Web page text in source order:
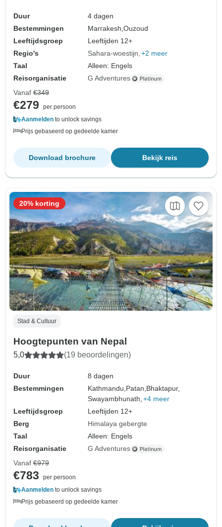
Duur
4 dagen
Bestemmingen
Marrakesh,Ouzoud
Leeftijdsgroep
Leeftijden 12+
Regio's
Sahara-woestijn +2 meer
Taal
Alleen: Engels
Reisorganisatie
G Adventures
Vanaf €349
€279
per persoon
Aanmelden to unlock savings
Prijs gebaseerd op gedeelde kamer
Bekijk reis
Download brochure
Stad & Cultuur
Hoogtepunten van Nepal
5,0 (19 beoordelingen)
Duur
8 dagen
Bestemmingen
Kathmandu,Patan,Bhaktapur,
Swayambhunath, +4 meer
Leeftijdsgroep
Leeftijden 12+
Berg
Himalaya gebergte
Taal
Alleen: Engels
Reisorganisatie
G Adventures
20% korting
Vanaf €979
€783
per persoon
Aanmelden to unlock savings
Prijs gebaseerd op gedeelde kamer